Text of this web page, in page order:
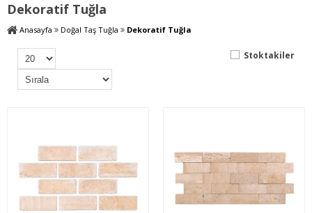
Dekoratif Tuğla
Anasayfa Doğal Taş Tuğla Dekoratif Tuğla
Stoktakiler